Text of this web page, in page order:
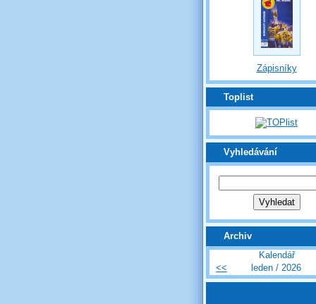
Zápisníky
Toplist
Vyhledávání
Archiv
Kalendář
<<
leden / 2026